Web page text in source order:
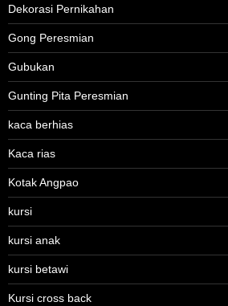
Dekorasi Pernikahan
Gong Peresmian
Gubukan
Gunting Pita Peresmian
kaca berhias
Kaca rias
Kotak Angpao
kursi
kursi anak
kursi betawi
Kursi cross back